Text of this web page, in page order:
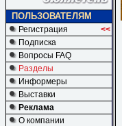
ПОЛЬЗОВАТЕЛЯМ
Регистрация
<<
Подписка
Вопросы FAQ
Разделы
Информеры
Выставки
Реклама
О компании